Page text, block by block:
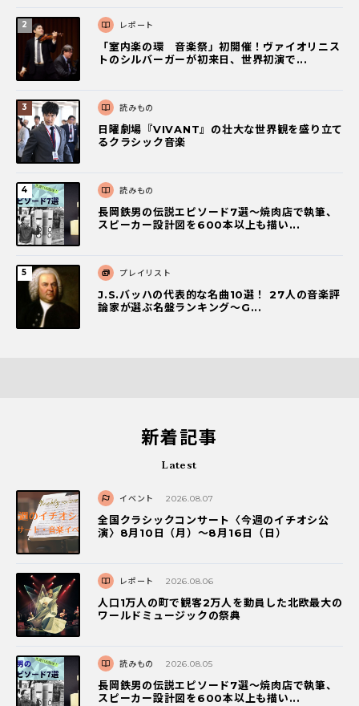
レポート
「室内楽の環 音楽祭」初開催！ヴァイオリニス
トのシルバーガーが初来日、世界初演で...
読みもの
日曜劇場『VIVANT』の壮大な世界観を盛り立て
るクラシック音楽
読みもの
長岡鉄男の伝説エピソード7選〜焼肉店で執筆、
スピーカー設計図を600本以上も描い...
プレイリスト
J.S.バッハの代表的な名曲10選！ 27人の音楽評
論家が選ぶ名盤ランキング〜G...
新着記事
Latest
イベント 2026.08.07
全国クラシックコンサート〈今週のイチオシ公
演〉8月10日（月）～8月16日（日）
レポート 2026.08.06
人口1万人の町で観客2万人を動員した北欧最大の
ワールドミュージックの祭典
読みもの 2026.08.05
長岡鉄男の伝説エピソード7選〜焼肉店で執筆、
スピーカー設計図を600本以上も描い...